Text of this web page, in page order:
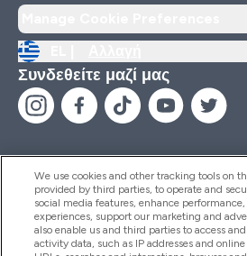
Συνδεθείτε μαζί μας
Βοήθεια & Πληροφορίες
We use cookies and other tracking tools on
provided by third parties, to operate and
social media features, enhance
experiences, support our marketing and
also enable us and third parties to access
activity data, such as IP addresses and